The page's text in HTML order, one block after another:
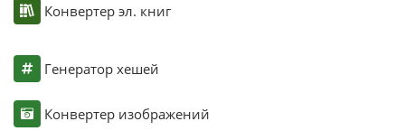
Конвертер эл. книг
Генератор хешей
Конвертер изображений